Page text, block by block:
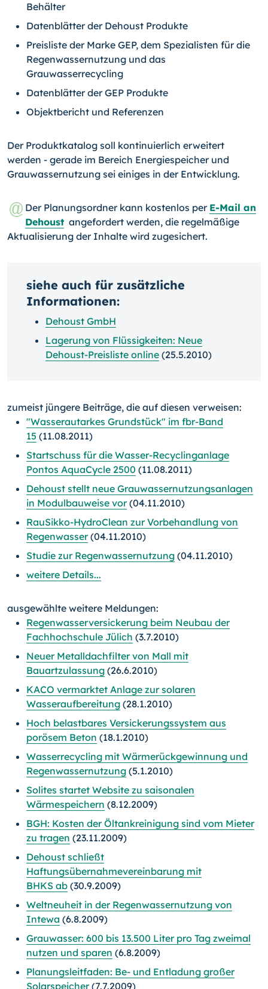
Behälter
Datenblätter der Dehoust Produkte
Preisliste der Marke GEP, dem Spezialisten für die
Regenwassernutzung und das
Grauwasserrecycling
Datenblätter der GEP Produkte
Objektbericht und Referenzen
Der Produktkatalog soll kontinuierlich erweitert
werden - gerade im Bereich Energiespeicher und
Grauwassernutzung sei einiges in der Entwicklung.
Der Planungsordner kann kostenlos per E-Mail an
Dehoust angefordert werden, die regelmäßige
Aktualisierung der Inhalte wird zugesichert.
siehe auch für zusätzliche
Informationen:
Dehoust GmbH
Lagerung von Flüssigkeiten: Neue
Dehoust-Preisliste online (25.5.2010)
zumeist jüngere Beiträge, die auf diesen verweisen:
"Wasserautarkes Grundstück" im fbr-Band
15 (11.08.2011)
Startschuss für die Wasser-Recyclinganlage
Pontos AquaCycle 2500 (11.08.2011)
Dehoust stellt neue Grauwassernutzungsanlagen
in Modulbauweise vor(04.11.2010)
RauSikko-HydroClean zur Vorbehandlung von
Regenwasser(04.11.2010)
Studie zur Regenwassernutzung (04.11.2010)
weitere Details...
ausgewählte weitere Meldungen:
Regenwasserversickerung beim Neubau der
Fachhochschule Jülich (3.7.2010)
Neuer Metalldachfilter von Mall mit
Bauartzulassung (26.6.2010)
KACO vermarktet Anlage zur solaren
Wasseraufbereitung (28.1.2010)
Hoch belastbares Versickerungssystem aus
porösem Beton (18.1.2010)
Wasserrecycling mit Wärmerückgewinnung und
Regenwassernutzung (5.1.2010)
Solites startet Website zu saisonalen
Wärmespeichern (8.12.2009)
BGH: Kosten der Öltankreinigung sind vom Mieter
zu tragen (23.11.2009)
Dehoust schließt
Haftungsübernahmevereinbarung mit
BHKS ab (30.9.2009)
Weltneuheit in der Regenwassernutzung von
Intewa (6.8.2009)
Grauwasser: 600 bis 13.500 Liter pro Tag zweimal
nutzen und sparen (6.8.2009)
Planungsleitfaden: Be- und Entladung großer
Solarspeicher(7.7.2009)